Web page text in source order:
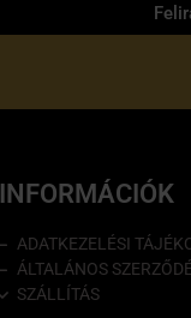
INFORMÁCIÓK
ADATKEZELÉSI
ÁLTALÁNOS
SZÁLLÍTÁS